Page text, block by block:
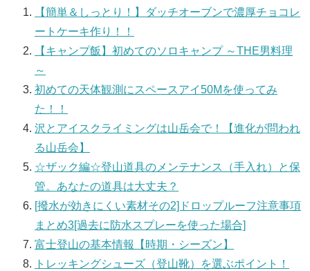
【簡単＆しっとり！】ダッチオーブンで濃厚チョコレ
ートケーキ作り！！
【キャンプ飯】初めてのソロキャンプ ～THE男料理
～
初めての天体観測にスペースアイ50Mを使ってみ
た！！
沢とアイスクライミングは山岳会で！【進化が問われ
る山岳会】
☆ザック編☆登山道具のメンテナンス（手入れ）と保
管。あなたの道具は大丈夫？
[撥水が効きにくい素材その2]ドロップルーフ注意事項
まとめ3[過去に防水スプレーを使った場合]
富士登山の基本情報【時期・シーズン】
トレッキングシューズ（登山靴）を選ぶポイント！